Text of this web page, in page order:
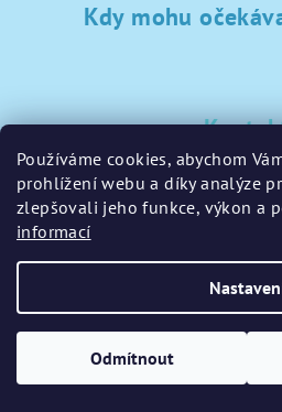
Používáme cookies, abychom
prohlížení webu a díky analýze
zlepšovali jeho funkce, výkon a
informací
Odmítnout
Kdy mohu
sklad@sladke-potreby.cz
+420 797728283
Upravit nastavení
Vytvořil